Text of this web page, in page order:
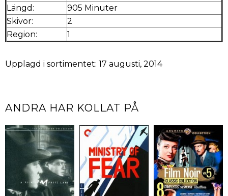
Längd:
905 Minuter
Skivor:
2
Region:
1
Upplagd i sortimentet: 17 augusti, 2014
ANDRA HAR KOLLAT PÅ